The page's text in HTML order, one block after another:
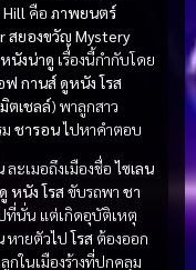
คือ ภาพยนตร์
สยองขวัญ Mystery
หนังน่าดู เรื่องนี้กำกับโดย
ฟ กานส์ดูหนัง โรส
ตเชลล์) พาลูกสาว
ชารอนไปหาคำตอบ
ละเมอถึงเมืองชื่อไซเลน
ดู หนัง โรสขับรถพา ชา
ที่นั่น แต่เกิดอุบัติเหตุ
หายตัวไปโรส ต้องออก
กในเมืองร้างที่ปกคลุม